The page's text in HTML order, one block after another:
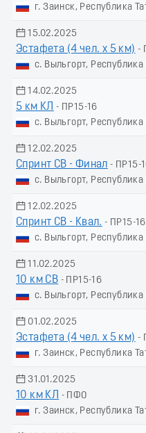
г. Заинск, Республика
15.02.2025
Эстафета (4 чел. х 5 км) -
с. Выльгорт,
14.02.2025
5 км КЛ
- ПР15-16
с. Выльгорт,
12.02.2025
Спринт СВ - Финал - ПР15-
с. Выльгорт,
12.02.2025
Спринт СВ - Квал. - ПР15-16
с. Выльгорт,
11.02.2025
10 км СВ - ПР15-16
с. Выльгорт,
01.02.2025
Эстафета (4 чел. х 5 км) -
г. Заинск, Республика
31.01.2025
10 км КЛ
- ПФО
г. Заинск, Республика